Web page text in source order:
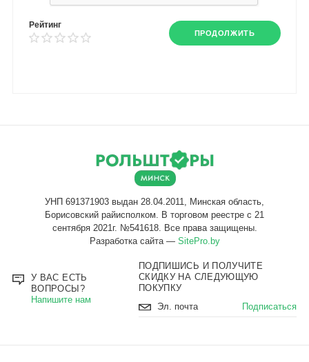
Рейтинг
ПРОДОЛЖИТЬ
Разработка сайта — SitePro.by